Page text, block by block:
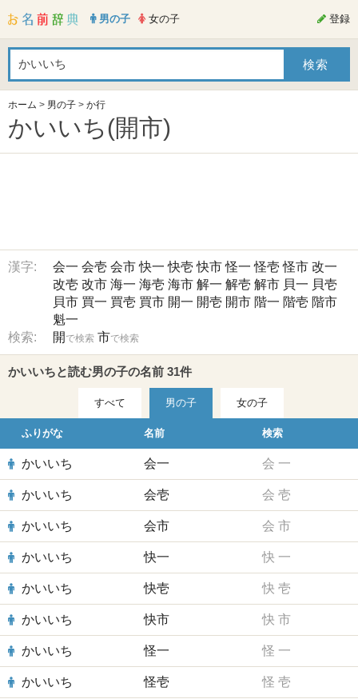
男の子 女の子 登録
ホーム > 男の子 > か行
かいいち(開市)
漢字: 会一 会壱 会市 快一 快壱 快市 怪一 怪壱 怪市 改一
改壱 改市 海一 海壱 海市 解一 解壱 解市 貝一 貝壱
貝市 買一 買壱 買市 開一 開壱 開市 階一 階壱 階市
魁一
検索:
開 で検索 市で検索
かいいちと読む男の子の名前 31件
すべて 男の子 女の子
ふりがな 名前 検索
かいいち 会一 会 一
かいいち 会壱 会 壱
かいいち 会市 会 市
かいいち 快一 快 一
かいいち 快壱 快 壱
かいいち 快市 快 市
かいいち 怪一 怪 一
かいいち 怪壱 怪 壱